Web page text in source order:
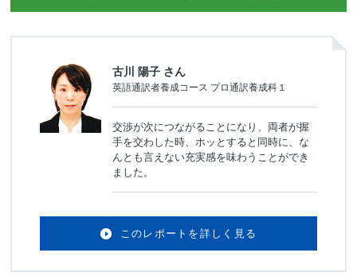
古川 陽子 さん
英語通訳者養成コース プロ通訳養成科１
交渉が次につながることになり、両者が握
手を交わした時、ホッとすると同時に、な
んとも言えない充実感を味わうことができ
ました。
このレポートを詳しく見る